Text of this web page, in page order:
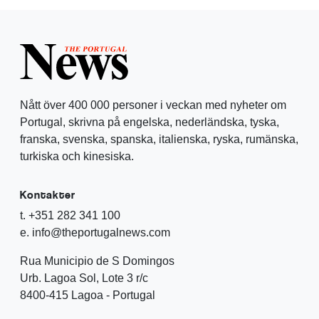
Nått över 400 000 personer i veckan med nyheter om
Portugal, skrivna på engelska, nederländska, tyska,
franska, svenska, spanska, italienska, ryska, rumänska,
turkiska och kinesiska.
Kontakter
t. +351 282 341 100
e. info@theportugalnews.com
Rua Municipio de S Domingos
Urb. Lagoa Sol, Lote 3 r/c
8400-415 Lagoa - Portugal